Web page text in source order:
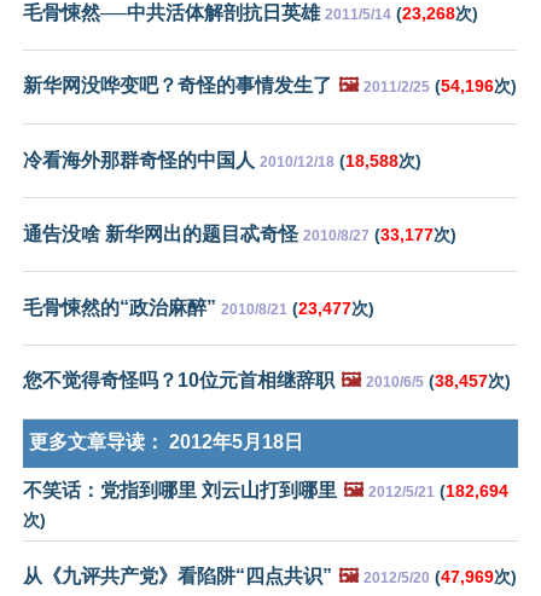
毛骨悚然──中共活体解剖抗日英雄 2011/5/14 (23,268次)
新华网没哗变吧？奇怪的事情发生了 🖼️ 2011/2/25 (54,196次)
冷看海外那群奇怪的中国人 2010/12/18 (18,588次)
通告没啥 新华网出的题目忒奇怪 2010/8/27 (33,177次)
毛骨悚然的“政治麻醉” 2010/8/21 (23,477次)
您不觉得奇怪吗？10位元首相继辞职 🖼️ 2010/6/5 (38,457次)
更多文章导读： 2012年5月18日
不笑话：党指到哪里 刘云山打到哪里 🖼️ 2012/5/21 (182,694
次)
从《九评共产党》看陷阱“四点共识” 🖼️ 2012/5/20 (47,969次)